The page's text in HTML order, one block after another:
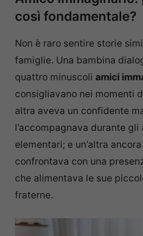
così fondamentale?
Non è raro sentire storie
famiglie. Una bambina
quattro minuscoli amici
consigliavano nei momenti
altra aveva un confidente
l’accompagnava durante gli
elementari; e un’altra ancora
confrontava con una
che alimentava le sue
fraterne.